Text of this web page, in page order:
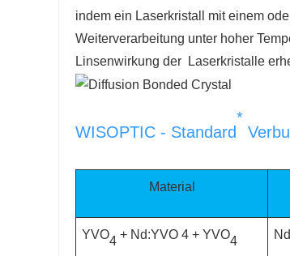
indem ein Laserkristall mit einem
Weiterverarbeitung unter hoher
Linsenwirkung der Laserkristalle
WISOPTIC - Standard
*
Material
YVO4 + Nd:YVO 4 + YVO4